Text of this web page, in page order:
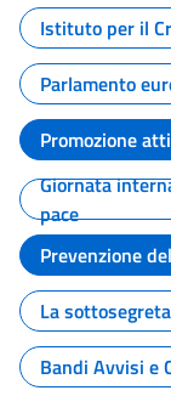
Istituto per il
Parlamento
Promozione
Giornata
pace
Prevenzione
La
Bandi Avvisi e